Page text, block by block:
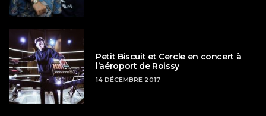
Petit Biscuit et Cercle en concert à
l’aéroport de Roissy
14 DÉCEMBRE 2017